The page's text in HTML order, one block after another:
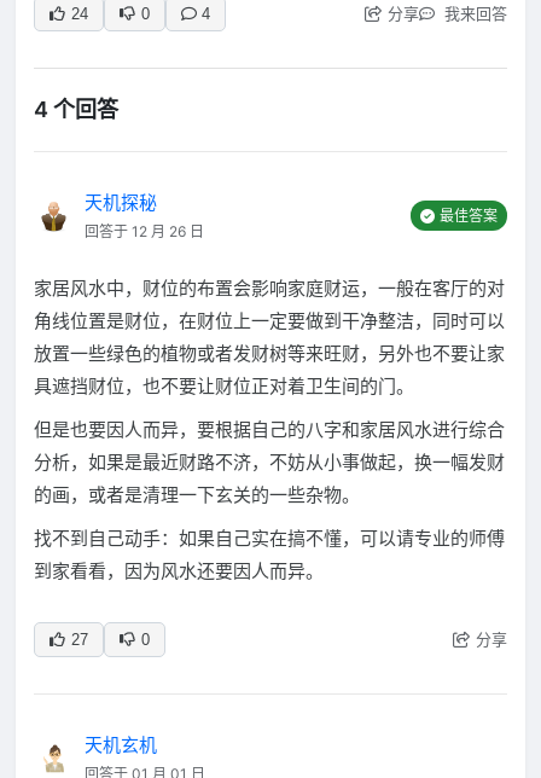
24 0 4 分享 我来回答
4 个回答
天机探秘
回答于 12 月 26 日
最佳答案
家居风水中，财位的布置会影响家庭财运，一般在客厅的对
角线位置是财位，在财位上一定要做到干净整洁，同时可以
放置一些绿色的植物或者发财树等来旺财，另外也不要让家
具遮挡财位，也不要让财位正对着卫生间的门。
但是也要因人而异，要根据自己的八字和家居风水进行综合
分析，如果是最近财路不济，不妨从小事做起，换一幅发财
的画，或者是清理一下玄关的一些杂物。
找不到自己动手：如果自己实在搞不懂，可以请专业的师傅
到家看看，因为风水还要因人而异。
27 0 分享
天机玄机
回答于 01 月 01 日